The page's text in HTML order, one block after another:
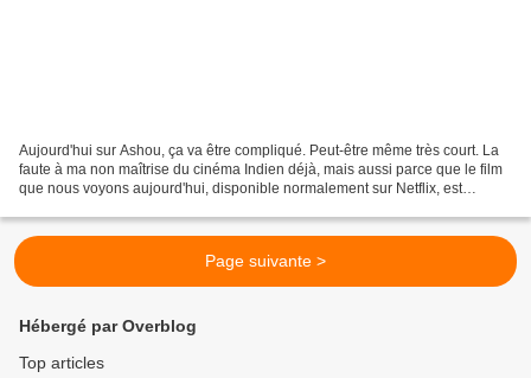
Aujourd'hui sur Ashou, ça va être compliqué. Peut-être même très court. La
faute à ma non maîtrise du cinéma Indien déjà, mais aussi parce que le film
que nous voyons aujourd'hui, disponible normalement sur Netflix, est
Page suivante >
Hébergé par Overblog
Top articles